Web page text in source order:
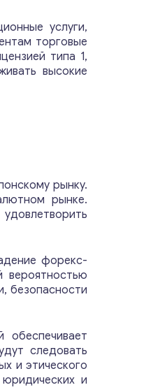
услуги,
торговые
типа 1,
высокие
рынку.
рынке.
форекс-
вероятностью
безопасности
следовать
и этического
и